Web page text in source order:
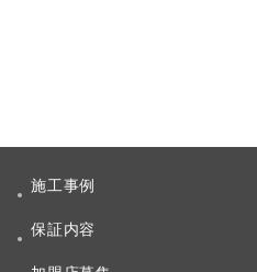
シ
ン
施工事例
保証内容